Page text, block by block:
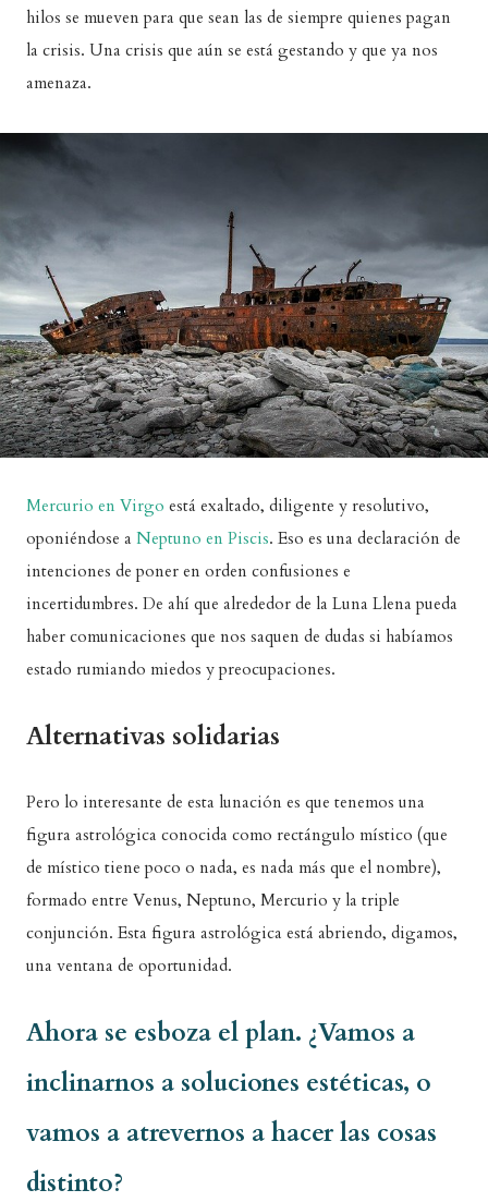
hilos se mueven para que sean las de siempre quienes pagan
la crisis. Una crisis que aún se está gestando y que ya nos
amenaza.
Mercurio en Virgo está exaltado, diligente y resolutivo,
oponiéndose a Neptuno en Piscis. Eso es una declaración de
intenciones de poner en orden confusiones e
incertidumbres. De ahí que alrededor de la Luna Llena pueda
haber comunicaciones que nos saquen de dudas si habíamos
estado rumiando miedos y preocupaciones.
Alternativas solidarias
Pero lo interesante de esta lunación es que tenemos una
figura astrológica conocida como rectángulo místico (que
de místico tiene poco o nada, es nada más que el nombre),
formado entre Venus, Neptuno, Mercurio y la triple
conjunción. Esta figura astrológica está abriendo, digamos,
una ventana de oportunidad.
Ahora se esboza el plan. ¿Vamos a
inclinarnos a soluciones estéticas, o
vamos a atrevernos a hacer las cosas
distinto?